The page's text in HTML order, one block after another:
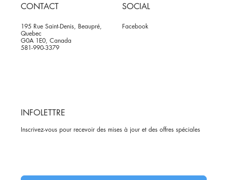
CONTACT
195 Rue Saint-Denis, Beaupré,
Quebec
G0A 1E0, Canada
581-990-3379
SOCIAL
Facebook
INFOLETTRE
Inscrivez-vous pour recevoir des mises à jour et des offres spéciales